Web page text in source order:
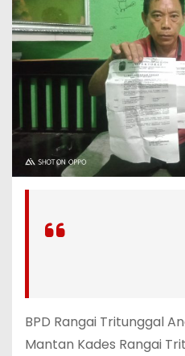
BPD Rangai Tritunggal
Mantan Kades Rangai